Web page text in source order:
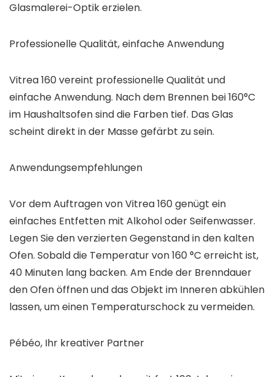
Glasmalerei-Optik erzielen.
Professionelle Qualität, einfache Anwendung
Vitrea 160 vereint professionelle Qualität und
einfache Anwendung. Nach dem Brennen bei 160°C
im Haushaltsofen sind die Farben tief. Das Glas
scheint direkt in der Masse gefärbt zu sein.
Anwendungsempfehlungen
Vor dem Auftragen von Vitrea 160 genügt ein
einfaches Entfetten mit Alkohol oder Seifenwasser.
Legen Sie den verzierten Gegenstand in den kalten
Ofen. Sobald die Temperatur von 160 °C erreicht ist,
40 Minuten lang backen. Am Ende der Brenndauer
den Ofen öffnen und das Objekt im Inneren abkühlen
lassen, um einen Temperaturschock zu vermeiden.
Pébéo, Ihr kreativer Partner